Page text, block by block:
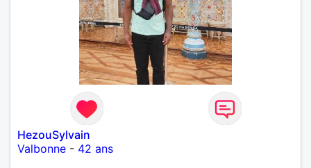
HezouSylvain
Valbonne - 42 ans